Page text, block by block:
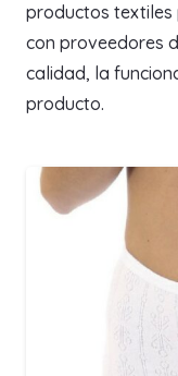
productos textiles
con proveedores
calidad, la
producto.